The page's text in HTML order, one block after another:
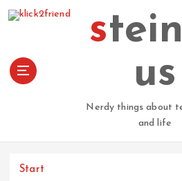
steinla
us
Nerdy things about
and life
Start